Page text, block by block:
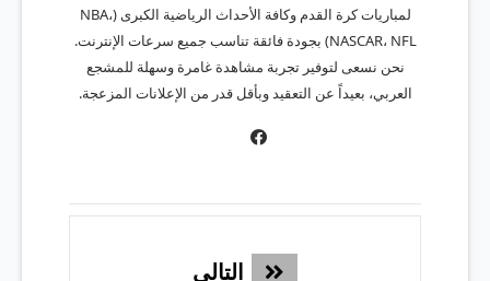
لمباريات كرة القدم وكافة الأحداث الرياضية الكبرى (NBA،
NASCAR، NFL) بجودة فائقة تناسب جميع سرعات الإنترنت.
نحن نسعى لتوفير تجربة مشاهدة غامرة وسهلة للمشجع
العربي، بعيداً عن التعقيد وبأقل قدر من الإعلانات المزعجة.
التالي